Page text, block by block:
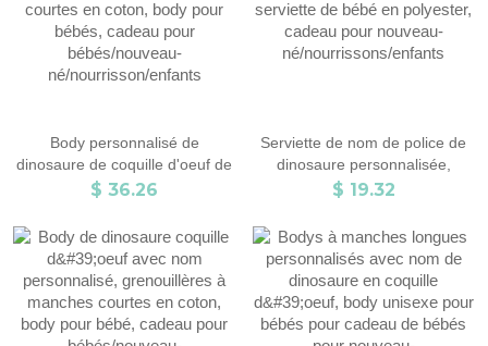
Body personnalisé de
dinosaure de coquille d'oeuf de
dessin animé, grenouillères à
body pour bébés, cadeau pour
bébés/nouveau-
né/nourrisson/enfants
$ 36.26
Serviette de nom de police de
dinosaure personnalisée,
serviettes de bébé très
serviette de bébé en polyester,
cadeau pour nouveau-
né/nourrissons/enfants
$ 19.32